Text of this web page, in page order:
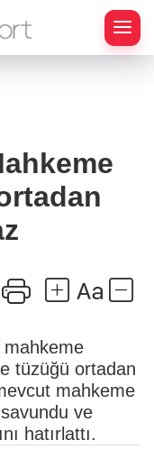
mahkeme
tüzüğü ortadan
mahkeme
ve
hatırlattı.